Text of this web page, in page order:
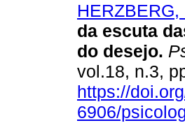
da escuta
do desejo.
vol.18, n.3,
https://
6906/